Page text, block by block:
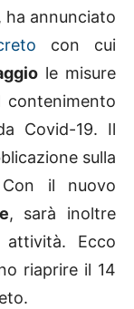
ha annunciato
con cui
le misure
Covid-19. Il
sulla
il nuovo
, sarà inoltre
attività. Ecco
riaprire il 14